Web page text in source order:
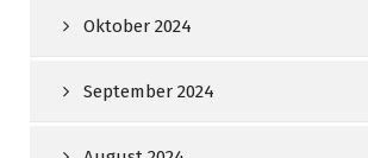
Oktober 2024
September 2024